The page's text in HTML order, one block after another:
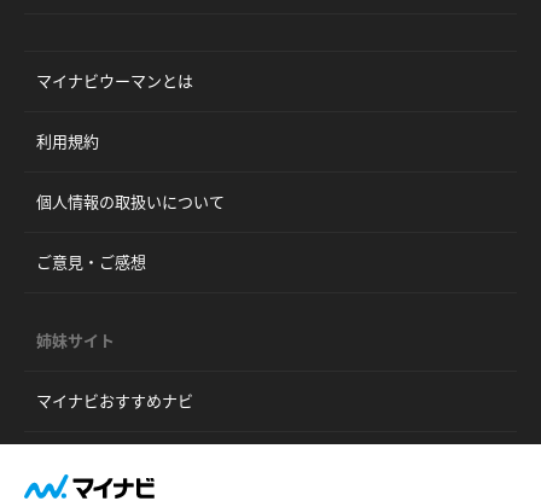
マイナビウーマンとは
利用規約
個人情報の取扱いについて
ご意見・ご感想
姉妹サイト
マイナビおすすめナビ